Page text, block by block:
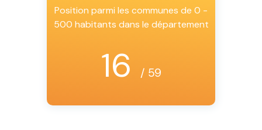
Position parmi les communes de 0 -
500 habitants dans le département
16 / 59